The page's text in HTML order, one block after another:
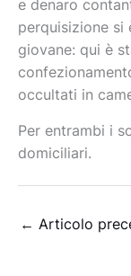
e denaro
perquisizione si
giovane: qui è
occultati in
Per entrambi i
domiciliari.
← Articolo